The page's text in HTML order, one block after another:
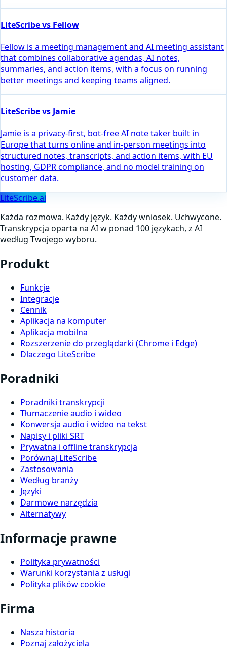
LiteScribe vs Fellow
Fellow is a meeting management and AI meeting assistant
that combines collaborative agendas, AI notes,
summaries, and action items, with a focus on running
better meetings and keeping teams aligned.
LiteScribe vs Jamie
Jamie is a privacy-first, bot-free AI note taker built in
Europe that turns online and in-person meetings into
structured notes, transcripts, and action items, with EU
hosting, GDPR compliance, and no model training on
customer data.
LiteScribe.ai
Każda rozmowa. Każdy język. Każdy wniosek. Uchwycone.
Transkrypcja oparta na AI w ponad 100 językach, z AI
według Twojego wyboru.
Produkt
Funkcje
Integracje
Cennik
Aplikacja na komputer
Aplikacja mobilna
Rozszerzenie do przeglądarki (Chrome i Edge)
Dlaczego LiteScribe
Poradniki
Poradniki transkrypcji
Tłumaczenie audio i wideo
Konwersja audio i wideo na tekst
Napisy i pliki SRT
Prywatna i offline transkrypcja
Porównaj LiteScribe
Zastosowania
Według branży
Języki
Darmowe narzędzia
Alternatywy
Informacje prawne
Polityka prywatności
Warunki korzystania z usługi
Polityka plików cookie
Firma
Nasza historia
Poznaj założyciela